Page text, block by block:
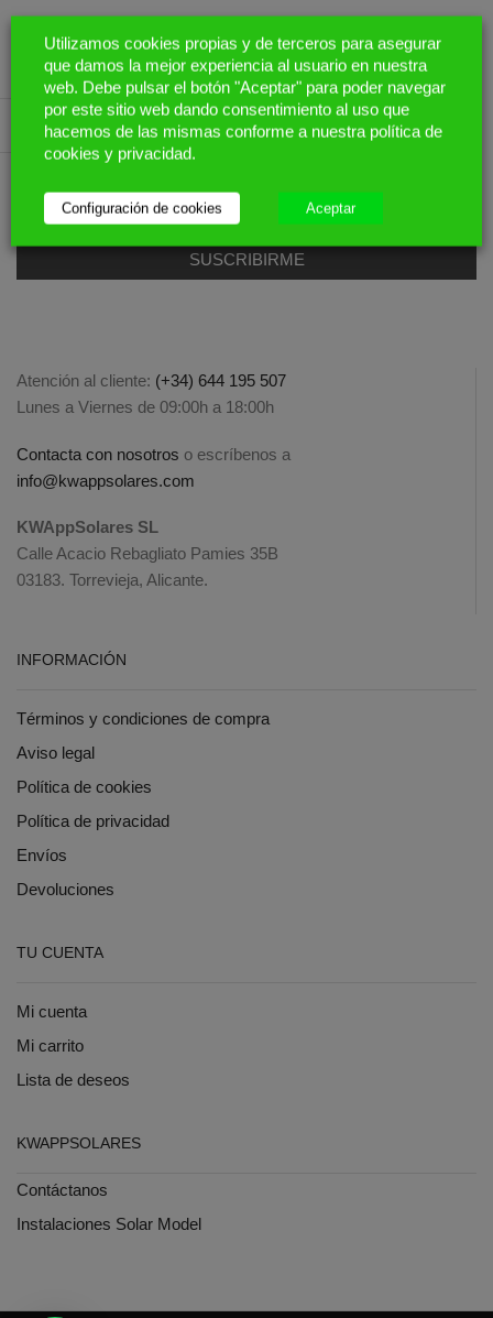
Suscríbete a nuestra newsletter para
recibir todas lasnovedadesde nuestros
productos,ofertasypromociones
Atención al cliente: (+34) 644 195 507
Lunes a Viernes de 09:00h a 18:00h
Contacta con nosotros o escríbenos a
info@kwappsolares.com
KWAppSolares SL
Calle Acacio Rebagliato Pamies 35B
03183. Torrevieja, Alicante.
INFORMACIÓN
Términos y condiciones de compra
Aviso legal
Política de cookies
Política de privacidad
Envíos
Devoluciones
TU CUENTA
Mi cuenta
Mi carrito
Lista de deseos
KWAPPSOLARES
Contáctanos
Instalaciones Solar Model
Utilizamos cookies propias y de terceros para asegurar
que damos la mejor experiencia al usuario en nuestra
web. Debe pulsar el botón "Aceptar" para poder navegar
por este sitio web dando consentimiento al uso que
hacemos de las mismas conforme a nuestra política de
cookies y privacidad.
Configuración de cookies Aceptar